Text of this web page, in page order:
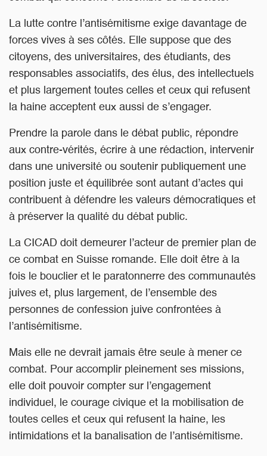
La lutte contre l’antisémitisme exige davantage de
forces vives à ses côtés. Elle suppose que des
citoyens, des universitaires, des étudiants, des
responsables associatifs, des élus, des intellectuels
et plus largement toutes celles et ceux qui refusent
la haine acceptent eux aussi de s’engager.
Prendre la parole dans le débat public, répondre
aux contre-vérités, écrire à une rédaction, intervenir
dans une université ou soutenir publiquement une
position juste et équilibrée sont autant d’actes qui
contribuent à défendre les valeurs démocratiques et
à préserver la qualité du débat public.
La CICAD doit demeurer l’acteur de premier plan de
ce combat en Suisse romande. Elle doit être à la
fois le bouclier et le paratonnerre des communautés
juives et, plus largement, de l’ensemble des
personnes de confession juive confrontées à
l’antisémitisme.
Mais elle ne devrait jamais être seule à mener ce
combat. Pour accomplir pleinement ses missions,
elle doit pouvoir compter sur l’engagement
individuel, le courage civique et la mobilisation de
toutes celles et ceux qui refusent la haine, les
intimidations et la banalisation de l’antisémitisme.